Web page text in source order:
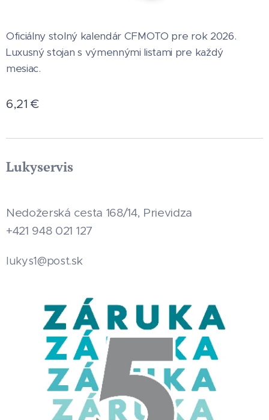
Oficiálny stolný kalendár CFMOTO pre rok 2026.
Luxusný stojan s výmennými listami pre každý
mesiac.
6,21 €
Lukyservis
Nedožerská cesta 168/14, Prievidza
+421 948 021 127
lukys1@post.sk